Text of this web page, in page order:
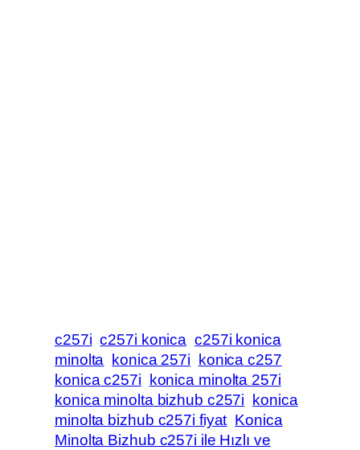
c257i c257i konica c257i konica
minolta
konica 257i
konica c257
konica c257i
konica minolta 257i
konica minolta bizhub c257i
konica
minolta bizhub c257i fiyat Konica
Minolta Bizhub c257i ile Hızlı ve